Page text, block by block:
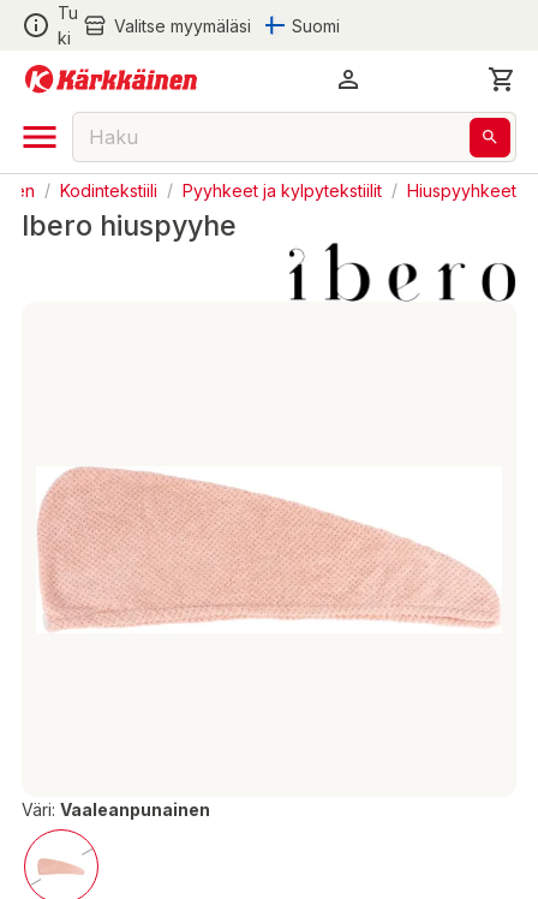
Tu
ki
Valitse myymäläsi Suomi
/ Kodintekstiili / Pyyhkeet ja kylpytekstiilit / Hiuspyyhkeet
Ibero hiuspyyhe
Väri: Vaaleanpunainen